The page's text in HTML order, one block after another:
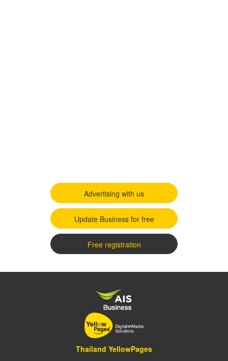
Advertising with us
Update Business for free
Free registration
Thailand YellowPages